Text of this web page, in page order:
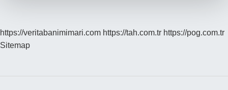
https://veritabanimimari.com https://tah.com.tr https://pog.com.tr
Sitemap